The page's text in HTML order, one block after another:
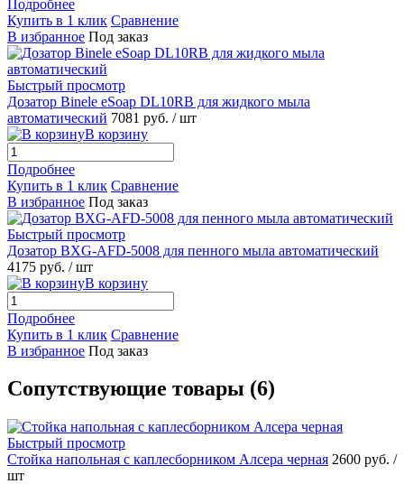
Подробнее
Купить в 1 клик Сравнение
В избранное Под заказ
Быстрый просмотр
Дозатор Binele eSoap DL10RB для жидкого мыла
автоматический 7081 руб. / шт
В корзину
Подробнее
Купить в 1 клик Сравнение
В избранное Под заказ
Быстрый просмотр
Дозатор BXG-AFD-5008 для пенного мыла автоматический
4175 руб. / шт
В корзину
Подробнее
Купить в 1 клик Сравнение
В избранное Под заказ
Сопутствующие товары (6)
Быстрый просмотр
Стойка напольная с каплесборником Алсера черная 2600 руб. /
шт